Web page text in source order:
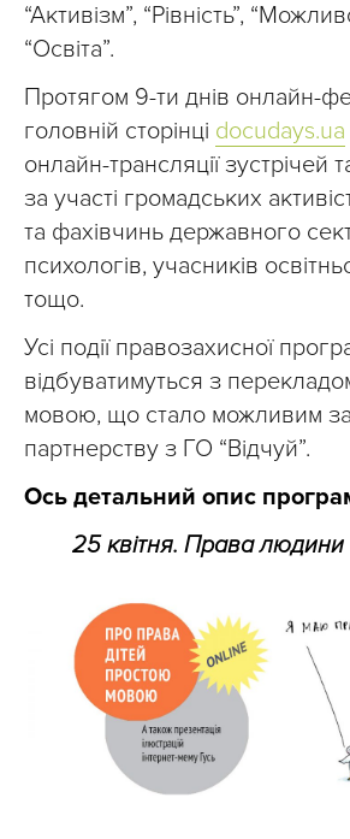
“Активізм”, “Рівність”,
“Освіта”.
Протягом 9-ти днів онлайн-
головній сторінці docudays.ua
онлайн-трансляції зустрічей
за участі громадських
та фахівчинь державного
психологів, учасників
тощо.
Усі події правозахисної
відбуватимуться з
мовою, що стало можливим
партнерству з ГО “Відчуй”.
Ось детальний опис
25 квітня. Права людини